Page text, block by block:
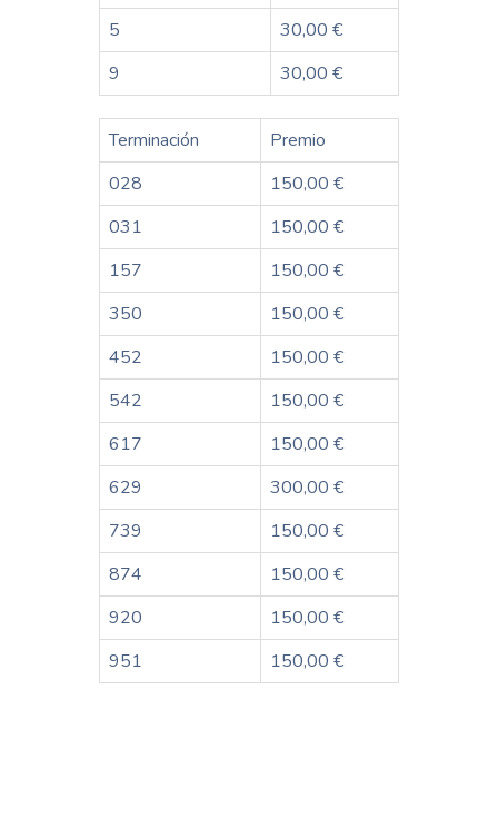
5
30,00 €
9
30,00 €
Terminación
Premio
028
150,00 €
031
150,00 €
157
150,00 €
350
150,00 €
452
150,00 €
542
150,00 €
617
150,00 €
629
300,00 €
739
150,00 €
874
150,00 €
920
150,00 €
951
150,00 €